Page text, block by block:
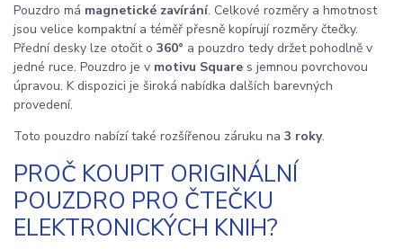
Pouzdro má magnetické zavírání. Celkové rozměry a hmotnost
jsou velice kompaktní a téměř přesně kopírují rozměry čtečky.
Přední desky lze otočit o 360° a pouzdro tedy držet pohodlně v
jedné ruce. Pouzdro je v motivu Square s jemnou povrchovou
úpravou. K dispozici je široká nabídka dalších barevných
provedení.
Toto pouzdro nabízí také rozšířenou záruku na 3 roky.
PROČ KOUPIT ORIGINÁLNÍ
POUZDRO PRO ČTEČKU
ELEKTRONICKÝCH KNIH?